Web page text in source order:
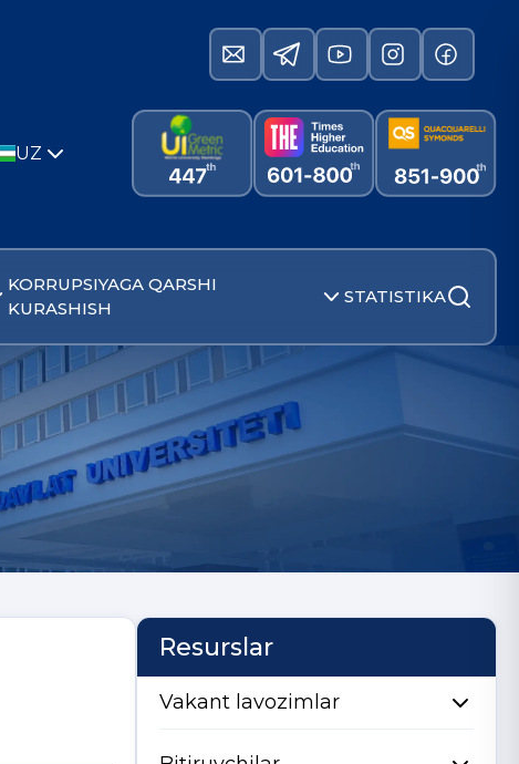
UZ
KORRUPSIYAGA QARSHI
KURASHISH
STATISTIKA
Resurslar
Vakant lavozimlar